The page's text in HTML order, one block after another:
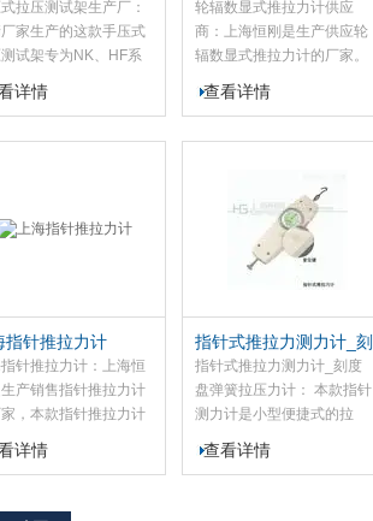
拉压测试架生产厂：
家生产的这款手压式
试架专为NK、HF系
拉力计配备。此款手压
压测试架可组合成不同
详情
应商
轮辐数显式推拉力计供应
商：上海恒刚是生产供应轮
辐数显式推拉力计的厂家。
我的SGYF系列轮辐数显式
推拉力计是LF系列推拉力计
等，并...
查看详情
指针推拉力计
指针推拉力计：上海恒
生产销售指针推拉力计
，本款指针推拉力计
江河运输、海洋捕捞的
测量；可供捞海带及其
备的牵引力测量；可
详情
指针式推拉力测力计_刻
度盘弹簧拉压力计
指针式推拉力测力计_刻度
盘弹簧拉压力计： 本款指针
测力计是小型便捷式的拉
力、压力测试仪器，该指针
测力计不具有高精度、易操
查看详情